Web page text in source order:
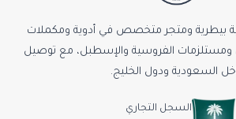
بيطرية ومتجر متخصص في أدوية ومكملات
ومستلزمات الفروسية والإسطبل، مع توصيل
السعودية ودول الخليج.
السجل التجاري